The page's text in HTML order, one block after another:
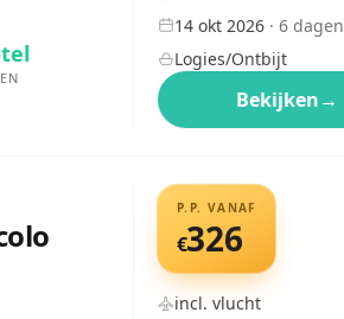
14 okt 2026· 6dagen
Logies/Ontbijt
Bekijken→
P.P. VANAF
€326
incl. vlucht